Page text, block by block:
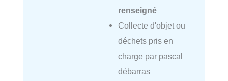
renseigné
Collecte d'objet ou
déchets pris en
charge par pascal
débarras